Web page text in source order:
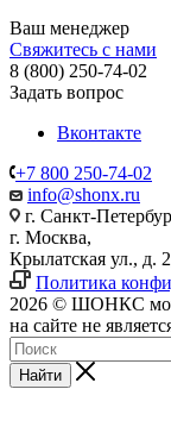
Ваш менеджер
Свяжитесь с нами
8 (800) 250-74-02
Задать вопрос
Вконтакте
+7 800 250-74-02
info@shonx.ru
г. Санкт-
г. Москва,
Крылатская ул., д.
Политика
2026 © ШОНКС
на сайте не
Найти